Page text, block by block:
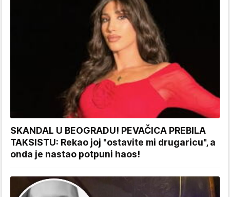
SKANDAL U BEOGRADU! PEVAČICA PREBILA
TAKSISTU: Rekao joj "ostavite mi drugaricu", a
onda je nastao potpuni haos!